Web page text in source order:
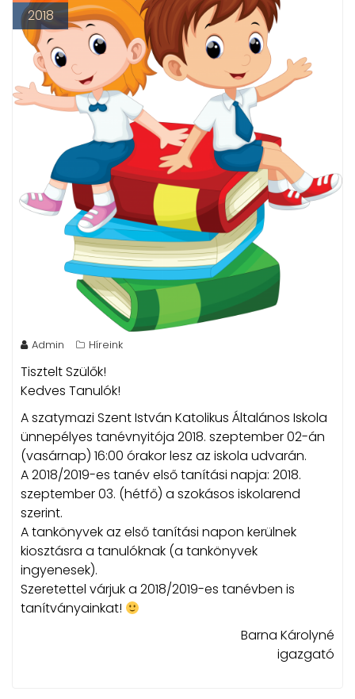
2018
Admin Híreink
Tisztelt Szülők!
Kedves Tanulók!
A szatymazi Szent István Katolikus Általános Iskola
ünnepélyes tanévnyitója 2018. szeptember 02-án
(vasárnap) 16:00 órakor lesz az iskola udvarán.
A 2018/2019-es tanév első tanítási napja: 2018.
szeptember 03. (hétfő) a szokásos iskolarend
szerint.
A tankönyvek az első tanítási napon kerülnek
kiosztásra a tanulóknak (a tankönyvek
ingyenesek).
Szeretettel várjuk a 2018/2019-es tanévben is
tanítványainkat!
Barna Károlyné
igazgató